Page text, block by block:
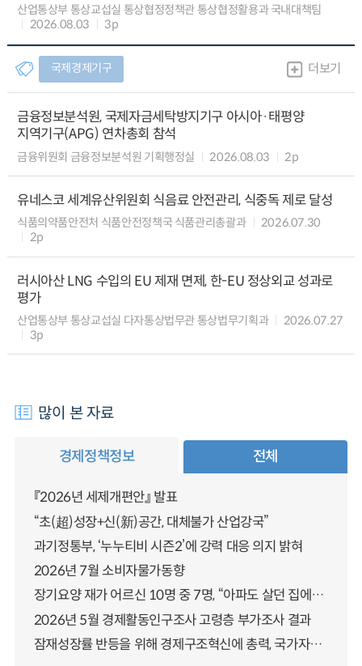
산업통상부 통상교섭실 통상협정정책관 통상협정활용과 국내대책팀
2026.08.03
3p
국제경제기구 더보기
금융정보분석원, 국제자금세탁방지기구 아시아·태평양
지역기구(APG) 연차총회 참석
금융위원회 금융정보분석원 기획행정실 2026.08.03 2p
유네스코 세계유산위원회 식음료 안전관리, 식중독 제로 달성
식품의약품안전처 식품안전정책국 식품관리총괄과
2026.07.30
2p
러시아산 LNG 수입의 EU 제재 면제, 한-EU 정상외교 성과로
평가
산업통상부 통상교섭실 다자통상법무관 통상법무기획과
2026.07.27
3p
많이 본 자료
경제정책정보 전체
『2026년 세제개편안』 발표
“초(超)성장+신(新)공간, 대체불가 산업강국”
과기정통부, ‘누누티비 시즌2’에 강력 대응 의지 밝혀
2026년 7월 소비자물가동향
장기요양 재가 어르신 10명 중 7명, “아파도 살던 집에서 살겠다” 「2025년 장기요양실태조사」 결과 발표
2026년 5월 경제활동인구조사 고령층 부가조사 결과
잠재성장률 반등을 위해 경제구조혁신에 총력, 국가자산 관리체계 대전환